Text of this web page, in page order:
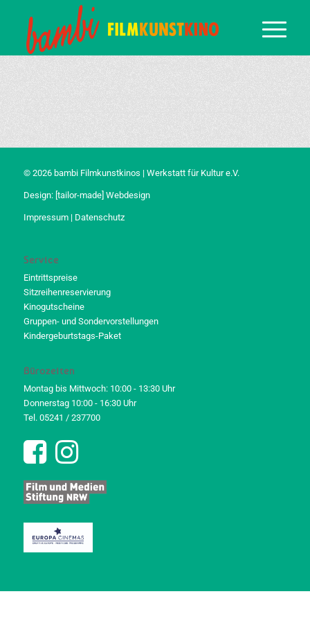
© 2026 bambi Filmkunstkinos | Werkstatt für Kultur e.V.
Design: [tailor-made] Webdesign
Impressum| Datenschutz
Service
Eintrittspreise
Sitzreihenreservierung
Kinogutscheine
Gruppen- und Sondervorstellungen
Kindergeburtstags-Paket
Bürozeiten
Montag bis Mittwoch: 10:00 - 13:30 Uhr
Donnerstag 10:00 - 16:30 Uhr
Tel. 05241 / 237700